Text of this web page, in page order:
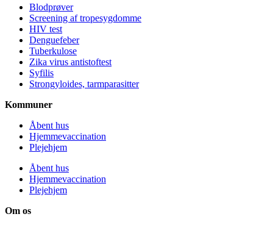
Blodprøver
Screening af tropesygdomme
HIV test
Denguefeber
Tuberkulose
Zika virus antistoftest
Syfilis
Strongyloides, tarmparasitter
Kommuner
Åbent hus
Hjemmevaccination
Plejehjem
Åbent hus
Hjemmevaccination
Plejehjem
Om os